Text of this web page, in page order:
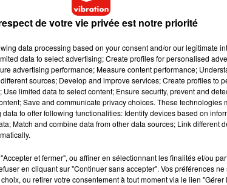
du Clos-Lucé à Amboise (Indre-et-Loire),
à travers les 7 hectares du parc. Une
qui mettent en scène les inventions grandeur
nocturnes ce samedi 15 août de 20h30 à
de se les procurer
de votre vie privée est notre priorité
data processing based on your consent and/or our legitimate
data to select advertising; Create profiles for personalised
advertising performance; Measure content performance;
sources; Develop and improve services; Create profiles to
limited data to select content; Ensure security, prevent and
Save and communicate privacy choices. These technologies
to offer following functionalities: Identify devices based on
Match and combine data from other data sources; Link different
et fermer", ou affiner en sélectionnant les finalités et/ou
en cliquant sur "Continuer sans accepter". Vos préférences
ou retirer votre consentement à tout moment via le lien